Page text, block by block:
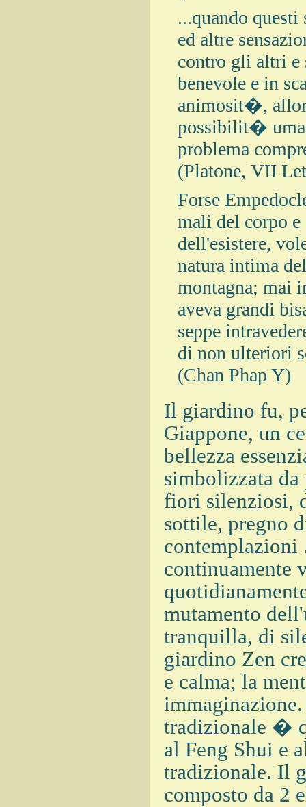
...quando
ed altre
contro gli altri e
benevole e in
animosit�,
possibilit�
problema
(Platone, VII
Forse
mali del corpo
dell'esistere,
natura intima
montagna; mai
aveva grandi
seppe
di non ulteriori
(Chan Phap Y)
Il giardino fu,
Giappone, un
bellezza
simbolizzata
fiori silenziosi,
sottile, pregno
continuamente
mutamento
tranquilla, di
giardino Zen
e calma; la
tradizionale �
al Feng Shui e
tradizionale. Il
composto da 2